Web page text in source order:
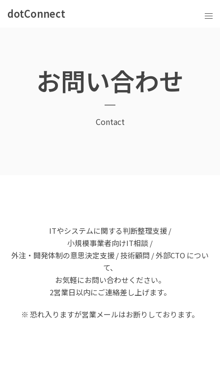
dotConnect
お問い合わせ
Contact
ITやシステムに関する判断整理支援 /
小規模事業者向けIT相談 /
外注・開発体制の意思決定支援 / 技術顧問 / 外部CTO につい
て、
お気軽にお問い合わせください。
2営業日以内にご連絡差し上げます。
※ 恐れ入りますが営業メールはお断りしております。